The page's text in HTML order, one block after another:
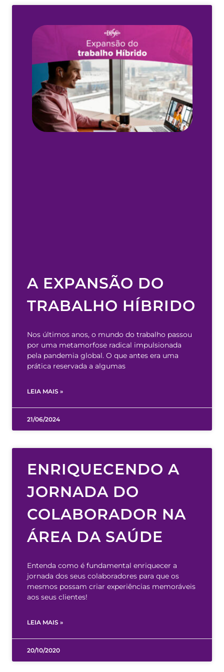
A EXPANSÃO DO
TRABALHO HÍBRIDO
Nos últimos anos, o mundo do trabalho passou
por uma metamorfose radical impulsionada
pela pandemia global. O que antes era uma
prática reservada a algumas
LEIA MAIS »
21/06/2024
ENRIQUECENDO A
JORNADA DO
COLABORADOR NA
ÁREA DA SAÚDE
Entenda como é fundamental enriquecer a
jornada dos seus colaboradores para que os
mesmos possam criar experiências memoráveis
aos seus clientes!
LEIA MAIS »
20/10/2020